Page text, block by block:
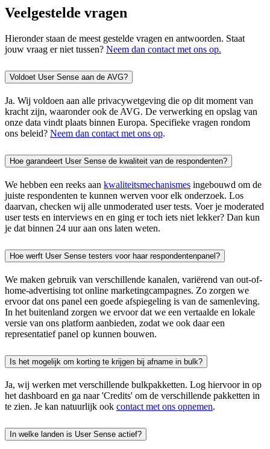
Veelgestelde vragen
Hieronder staan de meest gestelde vragen en antwoorden. Staat
jouw vraag er niet tussen? Neem dan contact met ons op.
Voldoet User Sense aan de AVG?
Ja. Wij voldoen aan alle privacywetgeving die op dit moment van
kracht zijn, waaronder ook de AVG. De verwerking en opslag van
onze data vindt plaats binnen Europa. Specifieke vragen rondom
ons beleid? Neem dan contact met ons op.
Hoe garandeert User Sense de kwaliteit van de respondenten?
We hebben een reeks aan kwaliteitsmechanismes ingebouwd om de
juiste respondenten te kunnen werven voor elk onderzoek. Los
daarvan, checken wij alle unmoderated user tests. Voer je moderated
user tests en interviews en en ging er toch iets niet lekker? Dan kun
je dat binnen 24 uur aan ons laten weten.
Hoe werft User Sense testers voor haar respondentenpanel?
We maken gebruik van verschillende kanalen, variërend van out-of-
home-advertising tot online marketingcampagnes. Zo zorgen we
ervoor dat ons panel een goede afspiegeling is van de samenleving.
In het buitenland zorgen we ervoor dat we een vertaalde en lokale
versie van ons platform aanbieden, zodat we ook daar een
representatief panel op kunnen bouwen.
Is het mogelijk om korting te krijgen bij afname in bulk?
Ja, wij werken met verschillende bulkpakketten. Log hiervoor in op
het dashboard en ga naar 'Credits' om de verschillende pakketten in
te zien. Je kan natuurlijk ook contact met ons opnemen.
In welke landen is User Sense actief?